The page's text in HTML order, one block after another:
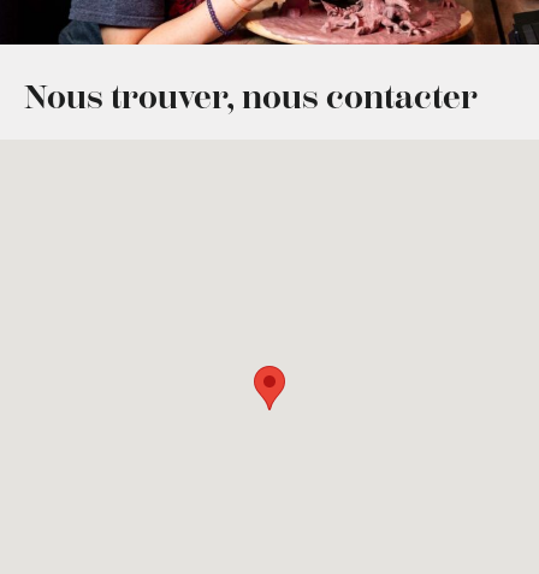
Nous trouver, nous contacter